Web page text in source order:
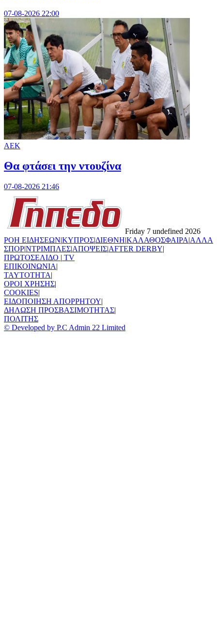
07-08-2026 22:00
ΑΕΚ
Θα φτάσει την ντουζίνα
07-08-2026 21:46
Friday 7 undefined 2026
ΡΟΗ ΕΙΔΗΣΕΩΝ|ΚΥΠΡΟΣ|ΔΙΕΘΝΗ|ΚΑΛΑΘΟΣΦΑΙΡΑ|ΑΛΛΑ
ΣΠΟΡ|ΝΤΡΙΜΠΛΕΣ|ΑΠΟΨΕΙΣ|AFTER DERBY|
ΠΡΩΤΟΣΕΛΙΔΟ | TV
ΕΠΙΚΟΙΝΩΝΙΑ|
TAYTOTHTA|
ΟΡΟΙ ΧΡΗΣΗΣ|
COOKIES|
ΕΙΔΟΠΟΙΗΣΗ ΑΠΟΡΡΗΤΟΥ|
ΔΗΛΩΣΗ ΠΡΟΣΒΑΣΙΜΟΤΗΤΑΣ|
ΠΟΛΙΤΗΣ
© Developed by P.C Admin 22 Limited